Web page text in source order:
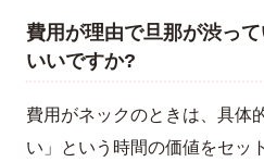
費用が理由で旦那が渋っ
いいですか?
費用がネックのときは、具体
い」という時間の価値をセッ